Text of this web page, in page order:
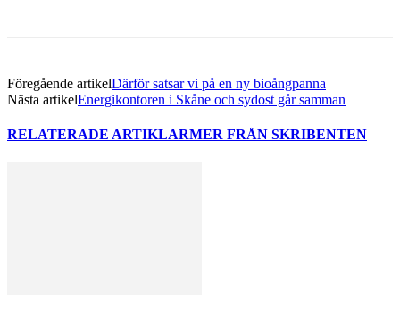
Föregående artikelDärför satsar vi på en ny bioångpanna
Nästa artikelEnergikontoren i Skåne och sydost går samman
RELATERADE ARTIKLARMER FRÅN SKRIBENTEN